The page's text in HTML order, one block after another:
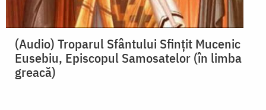
(Audio) Troparul Sfântului Sfințit Mucenic
Eusebiu, Episcopul Samosatelor (în limba
greacă)